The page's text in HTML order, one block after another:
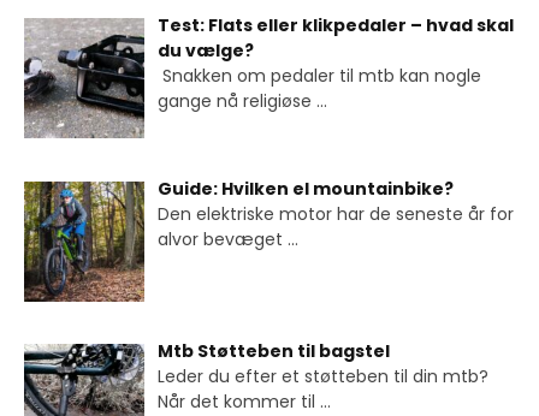
Test: Flats eller klikpedaler – hvad skal
du vælge?
Snakken om pedaler til mtb kan nogle
gange nå religiøse ...
Guide: Hvilken el mountainbike?
Den elektriske motor har de seneste år for
alvor bevæget ...
Mtb Støtteben til bagstel
Leder du efter et støtteben til din mtb?
Når det kommer til ...